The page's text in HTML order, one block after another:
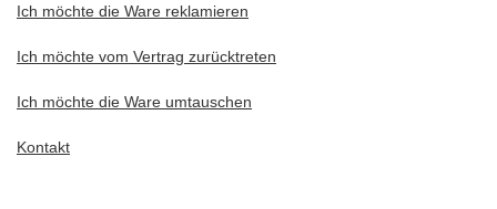
Ich möchte die Ware reklamieren
Ich möchte vom Vertrag zurücktreten
Ich möchte die Ware umtauschen
Kontakt